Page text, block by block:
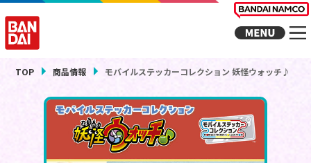
TOP 商品情報 モバイルステッカーコレクション 妖怪ウォッチ♪